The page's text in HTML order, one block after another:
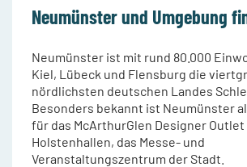
Neumünster und Umgebung
Neumünster ist mit rund 80.000
Kiel, Lübeck und Flensburg die
nördlichsten deutschen Landes
Besonders bekannt ist Neumünster
für das McArthurGlen Designer
Holstenhallen, das Messe- und
Veranstaltungszentrum der Stadt.